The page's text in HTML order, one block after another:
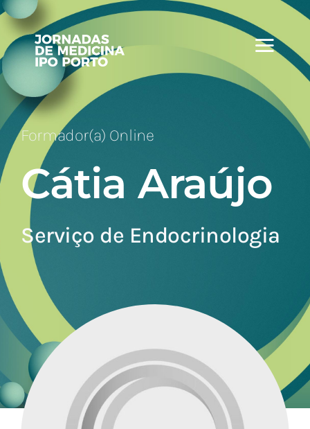
Skip
content
Formador(a) Online
Cátia Araújo
Serviço de Endocrinologia